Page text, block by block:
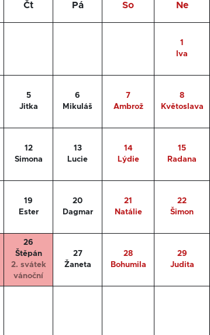
Čt Pá So Ne
1
Iva
5
Jitka
6
Mikuláš
7
Ambrož
8
Květoslava
12
Simona
13
Lucie
14
Lýdie
15
Radana
19
Ester
20
Dagmar
21
Natálie
22
Šimon
26
Štěpán
2. svátek
vánoční
27
Žaneta
28
Bohumila
29
Judita